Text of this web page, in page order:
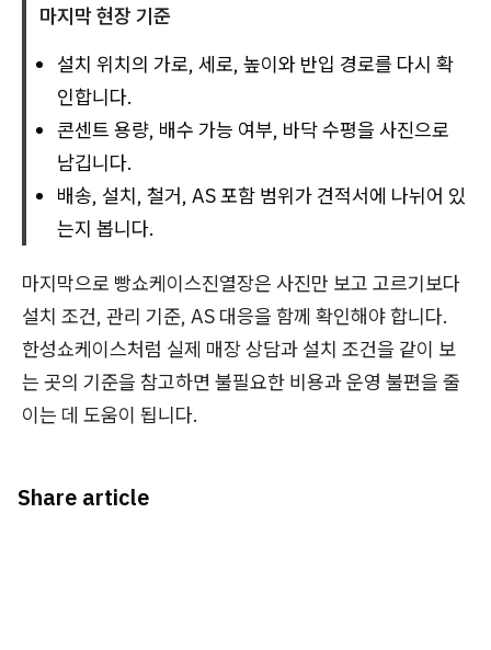
마지막 현장 기준
설치 위치의 가로, 세로, 높이와 반입 경로를 다시 확
인합니다.
콘센트 용량, 배수 가능 여부, 바닥 수평을 사진으로
남깁니다.
배송, 설치, 철거, AS 포함 범위가 견적서에 나뉘어 있
는지 봅니다.
마지막으로 빵쇼케이스진열장은 사진만 보고 고르기보다
설치 조건, 관리 기준, AS 대응을 함께 확인해야 합니다.
한성쇼케이스처럼 실제 매장 상담과 설치 조건을 같이 보
는 곳의 기준을 참고하면 불필요한 비용과 운영 불편을 줄
이는 데 도움이 됩니다.
Share article